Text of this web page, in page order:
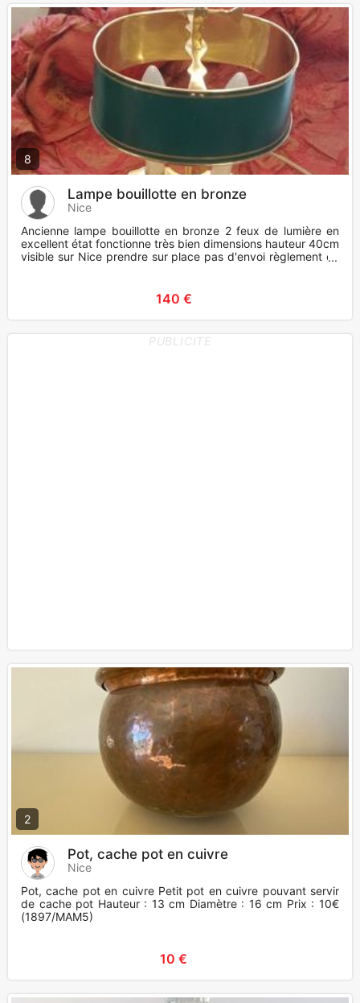
8
Lampe bouillotte en bronze
Nice
Ancienne lampe bouillotte en bronze 2 feux de lumière en
excellent état fonctionne très bien dimensions hauteur 40cm
visible sur Nice prendre sur place pas d'envoi règlement en
140 €
PUBLICITE
2
Pot, cache pot en cuivre
Nice
Pot, cache pot en cuivre Petit pot en cuivre pouvant servir
de cache pot Hauteur : 13 cm Diamètre : 16 cm Prix : 10€
(1897/MAM5)
10 €